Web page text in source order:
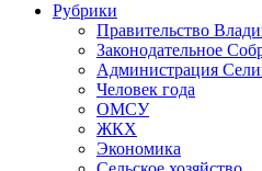
Рубрики
Правительство
Законодательное
Администрация
Человек года
ОМСУ
ЖКХ
Экономика